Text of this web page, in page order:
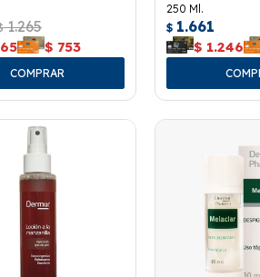
1.265
$ 753
250 Ml.
$ 1.661
$ 1.246